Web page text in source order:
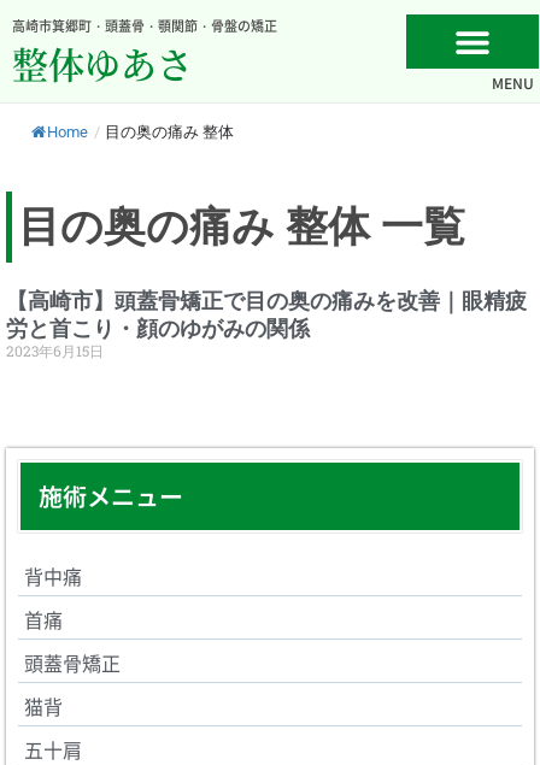
容
を
高崎市箕郷町・頭蓋骨・顎関節・骨盤の矯正
整体ゆあさ MENU
Home / 目の奥の痛み 整体
施術メニュー
背中痛
首痛
頭蓋骨矯正
猫背
五十肩
目の奥の痛み 整体 一覧
【高崎市】頭蓋骨矯正で目の奥の痛みを改善｜眼精疲
労と首こり・顔のゆがみの関係
2023年6月15日